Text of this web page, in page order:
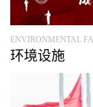
ENVIRONMENTAL
环境设施